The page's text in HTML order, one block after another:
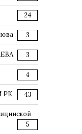
24
3
3
4
РК 43
5